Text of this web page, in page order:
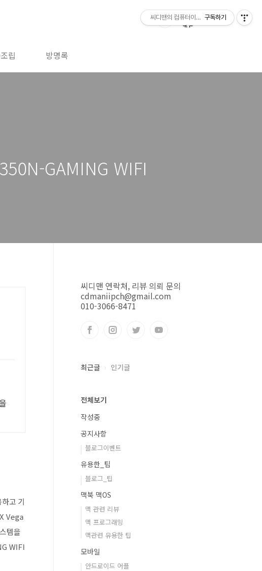
립 방명록
GAMING WIFI
고 기
Vega
템을
WIFI
씨디맨 연락처, 리뷰 의뢰 문의
cdmaniipch@gmail.com
010-3066-8471
최근글 인기글
전체보기
작성중
공지사항
블로그이벤트
유용한_팁
블로그_팁
맥북 맥OS
맥 관련 리뷰
맥 프로그래밍
맥관련 유용한 팁
모바일
안드로이드 어플
씨디맨의 컴퓨터이야기구독하기